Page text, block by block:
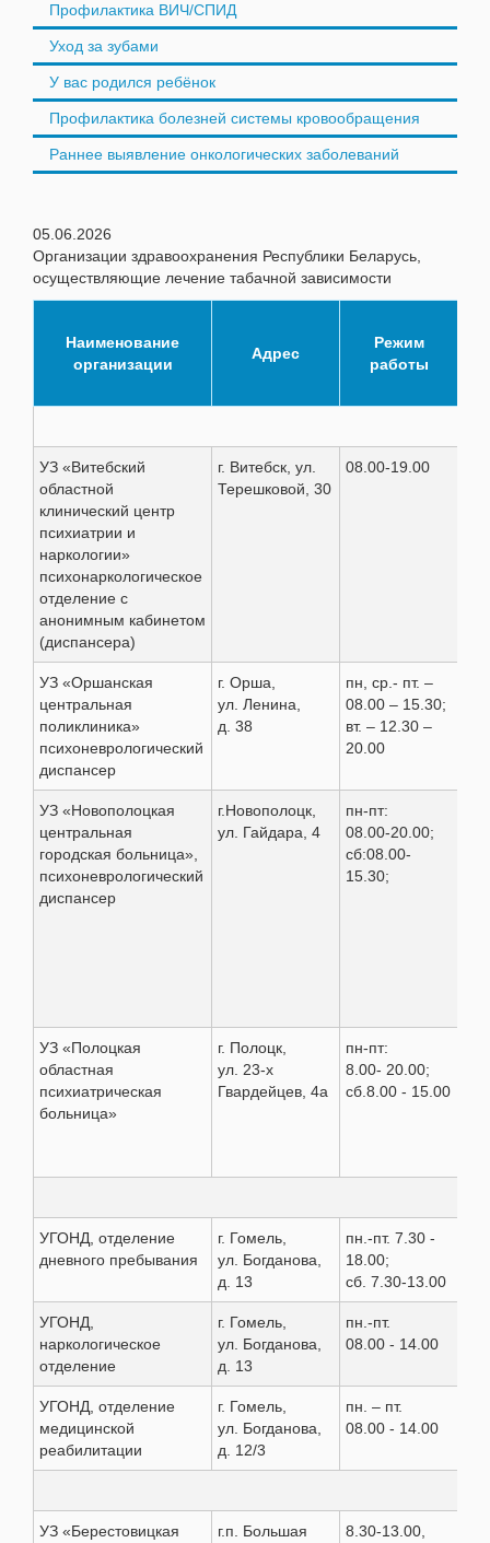
Профилактика ВИЧ/СПИД
Уход за зубами
У вас родился ребёнок
Профилактика болезней системы кровообращения
Раннее выявление онкологических заболеваний
05.06.2026
Организации здравоохранения Республики Беларусь,
осуществляющие лечение табачной зависимости
Наименование
организации
Адрес
Режим
работы
УЗ «Витебский
областной
клинический центр
психиатрии и
наркологии»
психонаркологическое
отделение с
анонимным кабинетом
(диспансера)
г. Витебск, ул.
Терешковой, 30
08.00-19.00
УЗ «Оршанская
центральная
поликлиника»
психоневрологический
диспансер
г. Орша,
ул. Ленина,
д. 38
пн, ср.- пт. –
08.00 – 15.30;
вт. – 12.30 –
20.00
УЗ «Новополоцкая
центральная
городская больница»,
психоневрологический
диспансер
г.Новополоцк,
ул. Гайдара, 4
пн-пт:
08.00-20.00;
сб:08.00-
15.30;
УЗ «Полоцкая
областная
психиатрическая
больница»
г. Полоцк,
ул. 23-х
Гвардейцев, 4а
пн-пт:
8.00- 20.00;
сб.8.00 - 15.00
УГОНД, отделение
дневного пребывания
г. Гомель,
ул. Богданова,
д. 13
пн.-пт. 7.30 -
18.00;
сб. 7.30-13.00
УГОНД,
наркологическое
отделение
г. Гомель,
ул. Богданова,
д. 13
пн.-пт.
08.00 - 14.00
УГОНД, отделение
медицинской
реабилитации
г. Гомель,
ул. Богданова,
д. 12/3
пн. – пт.
08.00 - 14.00
УЗ «Берестовицкая
г.п. Большая
8.30-13.00,